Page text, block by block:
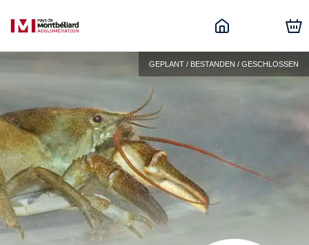
GEPLANT / BESTANDEN / GESCHLOSSEN